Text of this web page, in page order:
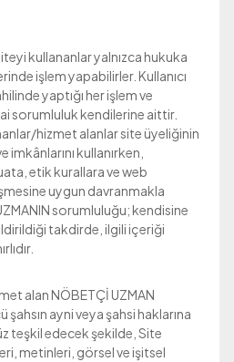
kullananlar yalnızca hukuka
işlem yapabilirler. Kullanıcı
yaptığı her işlem ve
sorumluluk kendilerine aittir.
hizmet alanlar site üyeliğinin
imkânlarını kullanırken,
etik kurallara ve web
uygun davranmakla
sorumluluğu; kendisine
takdirde, ilgili içeriği
alan NÖBETÇİ UZMAN
ayni veya şahsi haklarına
teşkil edecek şekilde, Site
metinleri, görsel ve işitsel